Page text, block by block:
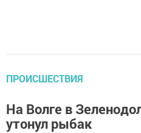
ПРОИСШЕСТВИЯ
На Волге в
утонул рыбак